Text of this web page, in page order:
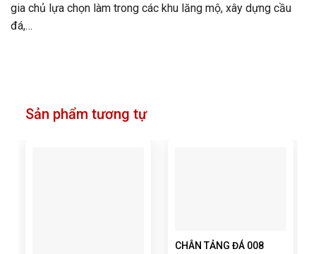
gia chủ lựa chọn làm trong các khu lăng mộ, xây dựng cầu
đá,…
Sản phẩm tương tự
CHÂN TẢNG ĐÁ 008